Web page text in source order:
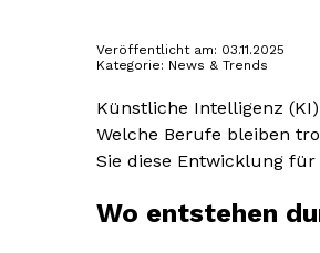
Veröffentlicht am: 03.11.2025
Kategorie: News & Trends
Künstliche Intelligenz
Welche Berufe bleiben
Sie diese Entwicklung
Wo entstehen